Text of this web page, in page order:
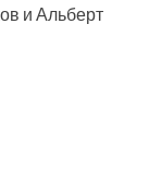
и Альберт